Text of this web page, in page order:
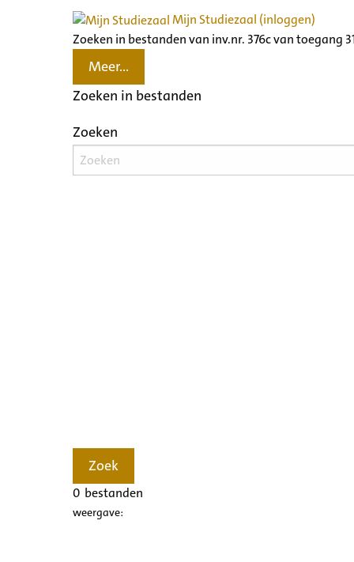
Mijn Studiezaal (inloggen)
Zoeken in bestanden van inv.nr. 376c van toegang
Meer...
Zoeken in bestanden
Zoeken
Zoek
0 bestanden
weergave: